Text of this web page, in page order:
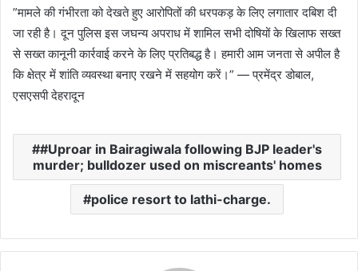
​”मामले की गंभीरता को देखते हुए आरोपितों की धरपकड़ के लिए लगातार दबिश दी
जा रही है। दून पुलिस इस जघन्य अपराध में शामिल सभी दोषियों के खिलाफ सख्त
से सख्त कानूनी कार्रवाई करने के लिए प्रतिबद्ध है। हमारी आम जनता से अपील है
कि क्षेत्र में शांति व्यवस्था बनाए रखने में सहयोग करें।” — प्रमेंद्र डोबाल,
एसएसपी देहरादून
#Uproar in Bairagiwala following BJP leader's
murder; bulldozer used on miscreants' homes
police resort to lathi-charge.